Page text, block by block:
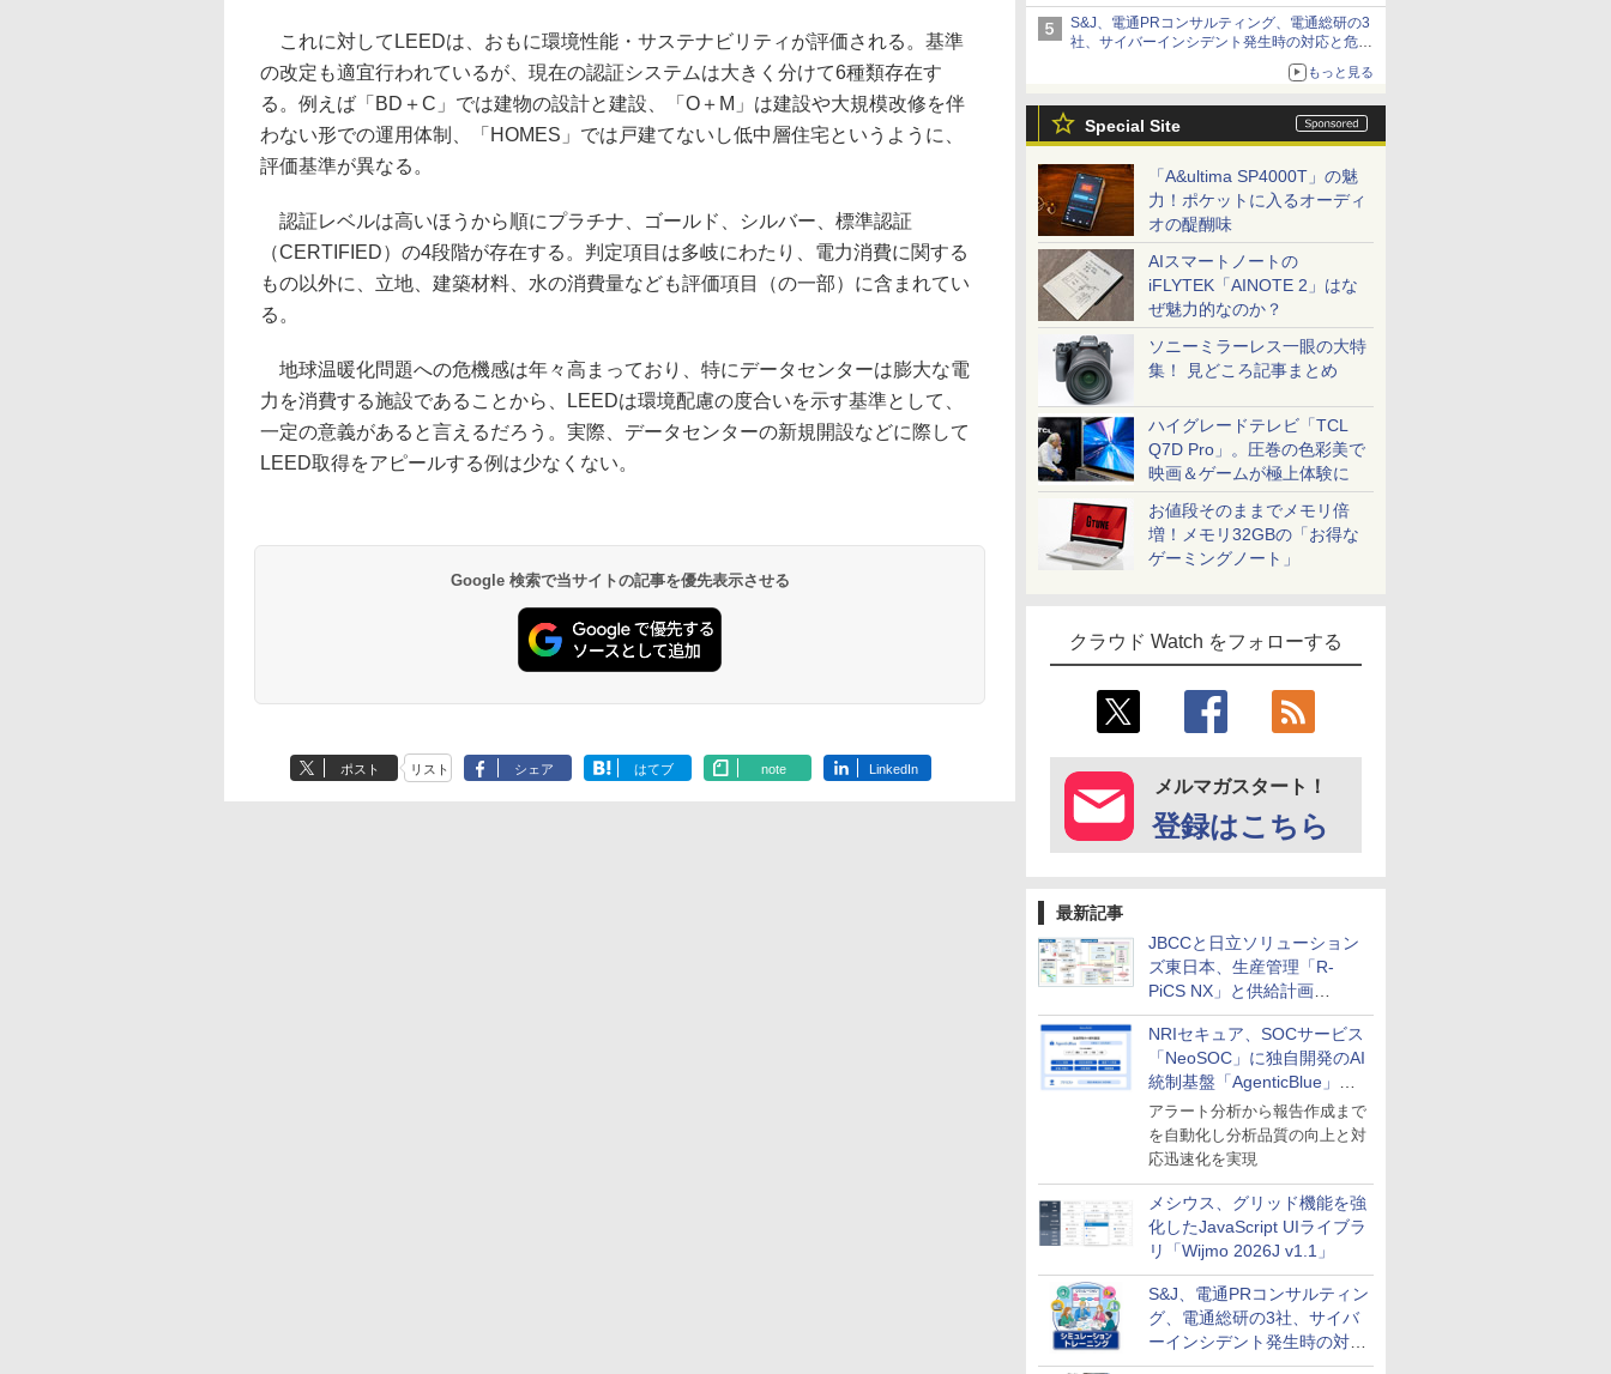
ナンス戦略
S&J、電通PRコンサルティング、電通総研の3
社、サイバーインシデント発生時の対応と危機
管理広報を一体的に訓練するプログラムを提供
もっと見る
Special Site
「A&ultima SP4000T」の魅
力！ポケットに入るオーディ
オの醍醐味
AIスマートノートの
iFLYTEK「AINOTE 2」はな
ぜ魅力的なのか？
ソニーミラーレス一眼の大特
集！ 見どころ記事まとめ
ハイグレードテレビ「TCL
Q7D Pro」。圧巻の色彩美で
映画＆ゲームが極上体験に
お値段そのままでメモリ倍
増！メモリ32GBの「お得な
ゲーミングノート」
クラウド Watch をフォローする
メルマガスタート！
登録はこちら
最新記事
JBCCと日立ソリューション
ズ東日本、生産管理「R-
PiCS NX」と供給計画
「scSQUARE ISP」の連携サ
ービスを提供開始
NRIセキュア、SOCサービス
「NeoSOC」に独自開発のAI
統制基盤「AgenticBlue」を
導入
アラート分析から報告作成まで
を自動化し分析品質の向上と対
応迅速化を実現
メシウス、グリッド機能を強
化したJavaScript UIライブラ
リ「Wijmo 2026J v1.1」
S&J、電通PRコンサルティン
グ、電通総研の3社、サイバ
ーインシデント発生時の対応
と危機管理広報を一体的に訓
これに対してLEEDは、おもに環境性能・サステナビリティが評価される。基準
の改定も適宜行われているが、現在の認証システムは大きく分けて6種類存在す
る。例えば「BD＋C」では建物の設計と建設、「O＋M」は建設や大規模改修を伴
わない形での運用体制、「HOMES」では戸建てないし低中層住宅というように、
評価基準が異なる。
認証レベルは高いほうから順にプラチナ、ゴールド、シルバー、標準認証
（CERTIFIED）の4段階が存在する。判定項目は多岐にわたり、電力消費に関する
もの以外に、立地、建築材料、水の消費量なども評価項目（の一部）に含まれてい
る。
地球温暖化問題への危機感は年々高まっており、特にデータセンターは膨大な電
力を消費する施設であることから、LEEDは環境配慮の度合いを示す基準として、
一定の意義があると言えるだろう。実際、データセンターの新規開設などに際して
LEED取得をアピールする例は少なくない。
Google 検索で当サイトの記事を優先表示させる
ポスト リスト シェア はてブ note LinkedIn